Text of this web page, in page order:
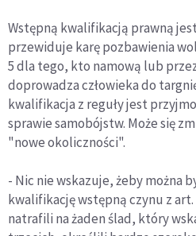
Wstępną kwalifikacją prawną
przewiduje karę pozbawienia
5 dla tego, kto namową lub
doprowadza człowieka do
kwalifikacja z reguły jest
sprawie samobójstw. Może się
"nowe okoliczności".
- Nic nie wskazuje, żeby można
kwalifikację wstępną czynu z
natrafili na żaden ślad, który